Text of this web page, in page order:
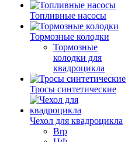
Топливные насосы
Тормозные колодки
Тормозные
колодки для
квадроцикла
Тросы синтетические
Чехол для квадроцикла
Brp